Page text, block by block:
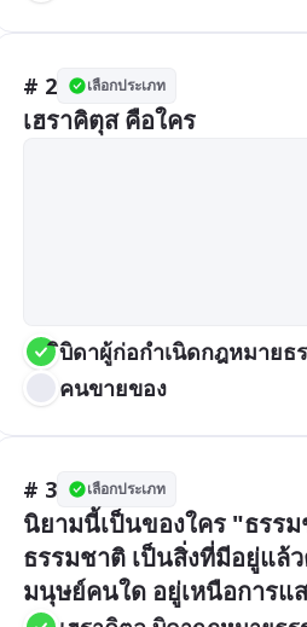
# 2 เลือกประเภท
เฮราคิตุส คือใคร
บิดาผู้ก่อกำเนิดกฎหมายธ
คนขายของ
# 3 เลือกประเภท
นิยามนี้เป็นของใคร "ธรร
ธรรมชาติ เป็นสิ่งที่มีอยู่แล้
มนุษย์คนใด อยู่เหนือการแ